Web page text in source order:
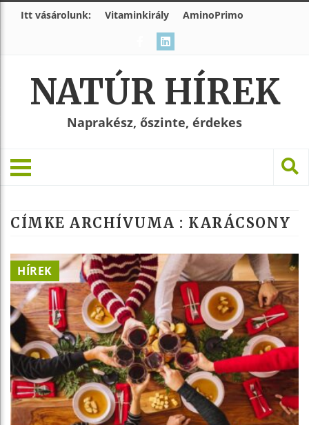
Itt vásárolunk: Vitaminkirály AminoPrimo
NATÚR HÍREK
Naprakész, őszinte, érdekes
CÍMKE ARCHÍVUMA : KARÁCSONY
HÍREK